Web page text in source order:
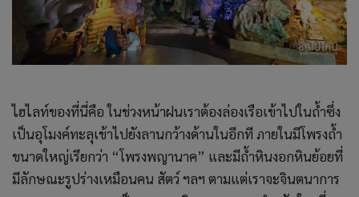
ไฮไลท์ของที่นี่คือ ในช่วงหน้าฝนเราต้องล่องเรือเข้าไปในถ้ำซึ่ง
เป็นอุโมงค์ทะลุเข้าไปยังลานกว้างด้านในอีกที ภายในมีโพรงถ้ำ
ขนาดใหญ่เรียกว่า “โพรงพญานาค” และมีถ้ำหินงอกหินย้อยที่
มีลักษณะรูปร่างเหมือนคน สัตว์ ฯลฯ ตามแต่เราจะจินตนาการ